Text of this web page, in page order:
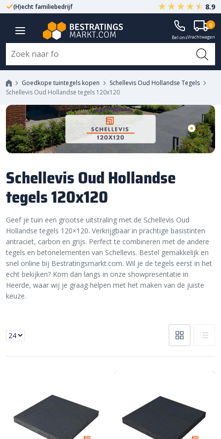
(H)echt familiebedrijf Gegarandeerd A-kwaliteit
8.9
Bel onsVrachtwagen
0
Goedkope tuintegels kopen
Schellevis Oud Hollandse Tegels
Schellevis Oud Hollandse tegels 120x120
Schellevis Oud Hollandse
tegels 120x120
Geef je tuin een grootse uitstraling met de Schellevis Oud
Hollandse tegels 120×120. Verkrijgbaar in prachtige basistinten
antraciet, carbon en grijs. Perfect te combineren met de andere
tegels en betonelementen van Schellevis. Bestel gemakkelijk en
snel online bij Bestratingsmarkt.com. Wil je de tegels eerst in het
echt bekijken? Kom dan langs in onze showpresentatie in
Heerde, waar wij je graag helpen met het maken van de juiste
keuze.